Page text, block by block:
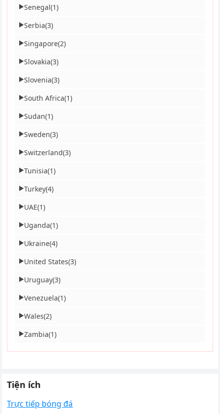
▶Senegal(1)
▶Serbia(3)
▶Singapore(2)
▶Slovakia(3)
▶Slovenia(3)
▶South Africa(1)
▶Sudan(1)
▶Sweden(3)
▶Switzerland(3)
▶Tunisia(1)
▶Turkey(4)
▶UAE(1)
▶Uganda(1)
▶Ukraine(4)
▶United States(3)
▶Uruguay(3)
▶Venezuela(1)
▶Wales(2)
▶Zambia(1)
Tiện ích
Trực tiếp bóng đá